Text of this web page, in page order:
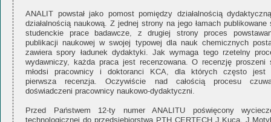
ANALIT powstał jako pomost pomiędzy działalnością
działalnością naukową. Z jednej strony na jego łamach publikowane
studenckie prace badawcze, z drugiej strony proces
publikacji naukowej w swojej typowej dla nauk chemicznych
zawiera spory ładunek dydaktyki. Jak wymaga tego rzetelny
wydawniczy, każda praca jest recenzowana. O recenzję proszeni
młodsi pracownicy i doktoranci KCA, dla których często jest
pierwsza recenzja. Oczywiście nad całością procesu
doświadczeni pracownicy naukowo-dydaktyczni.
Przed Państwem 12-ty numer ANALITU poświęcony